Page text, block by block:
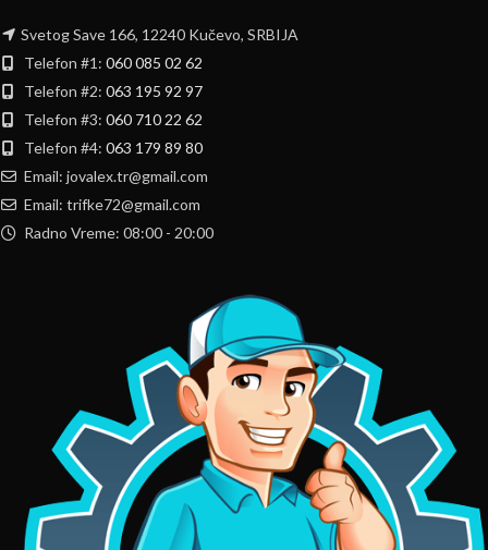
Svetog Save 166, 12240 Kučevo, SRBIJA
Telefon #1: 060 085 02 62
Telefon #2: 063 195 92 97
Telefon #3: 060 710 22 62
Telefon #4: 063 179 89 80
Email: jovalex.tr@gmail.com
Email: trifke72@gmail.com
Radno Vreme: 08:00 - 20:00